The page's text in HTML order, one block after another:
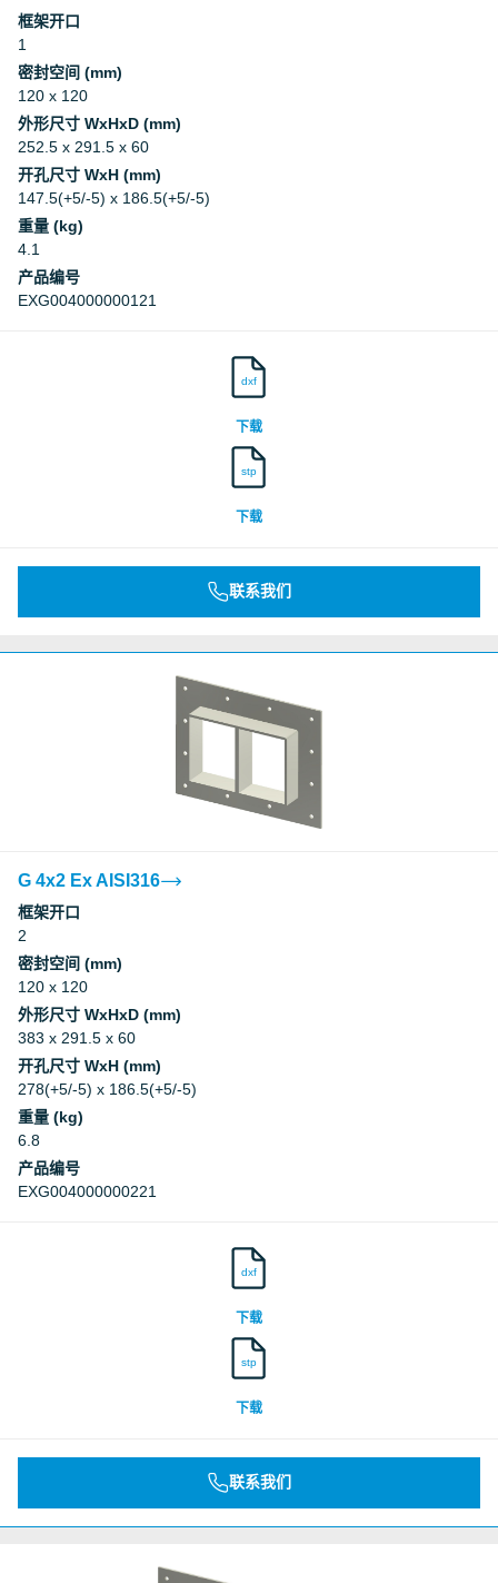
框架开口
1
密封空间 (mm)
120 x 120
外形尺寸 WxHxD (mm)
252.5 x 291.5 x 60
开孔尺寸 WxH (mm)
147.5(+5/-5) x 186.5(+5/-5)
重量 (kg)
4.1
产品编号
EXG004000000121
dxf
下载
stp
下载
联系我们
G 4x2 Ex AISI316
框架开口
2
密封空间 (mm)
120 x 120
外形尺寸 WxHxD (mm)
383 x 291.5 x 60
开孔尺寸 WxH (mm)
278(+5/-5) x 186.5(+5/-5)
重量 (kg)
6.8
产品编号
EXG004000000221
dxf
下载
stp
下载
联系我们